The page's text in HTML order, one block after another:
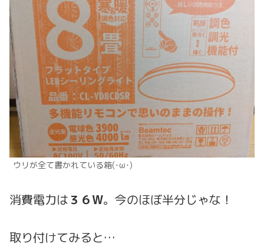
ウリが全て書かれている箱(･ω･)
消費電力は ３６W。今のほぼ半分じゃな！
取り付けてみると…